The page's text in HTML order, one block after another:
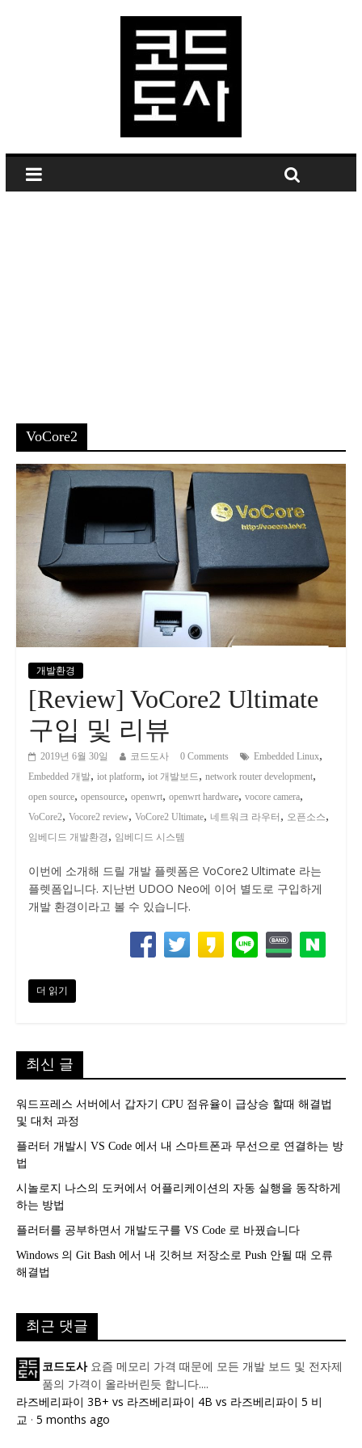
VoCore2
개발환경
[Review] VoCore2 Ultimate
구입 및 리뷰
2019년 6월 30일 코드도사 0 Comments Embedded Linux,
Embedded 개발, iot platform, iot 개발보드, network router development,
open source, opensource, openwrt, openwrt hardware, vocore camera,
VoCore2, Vocore2 review, VoCore2 Ultimate, 네트워크 라우터 , 오픈소스,
임베디드 개발환경 , 임베디드 시스템
이번에 소개해 드릴 개발 플렛폼은 VoCore2 Ultimate 라는
플렛폼입니다. 지난번 UDOO Neo에 이어 별도로 구입하게
개발 환경이라고 볼 수 있습니다.
더 읽기
최신 글
워드프레스 서버에서 갑자기 CPU 점유율이 급상승 할때 해결법
및 대처 과정
플러터 개발시 VS Code 에서 내 스마트폰과 무선으로 연결하는 방
법
시놀로지 나스의 도커에서 어플리케이션의 자동 실행을 동작하게
하는 방법
플러터를 공부하면서 개발도구를 VS Code 로 바꿨습니다
Windows 의 Git Bash 에서 내 깃허브 저장소로 Push 안될 때 오류
해결법
최근 댓글
코드도사 요즘 메모리 가격 때문에 모든 개발 보드 및 전자제
품의 가격이 올라버린듯 합니다....
라즈베리파이 3B+ vs 라즈베리파이 4B vs 라즈베리파이 5 비
교 · 5 months ago